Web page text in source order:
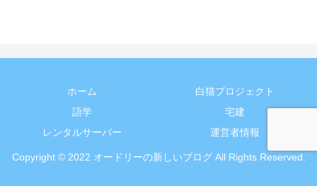
ホーム
白猫プロジェクト
語学
宅建
レンタルサーバー
運営者情報
Copyright © 2022 オードリーの新しいブログ All Rights Reserved.